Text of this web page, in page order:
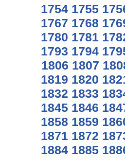
1754 1755
1767 1768
1780 1781
1793 1794
1806 1807
1819 1820
1832 1833
1845 1846
1858 1859
1871 1872
1884 1885